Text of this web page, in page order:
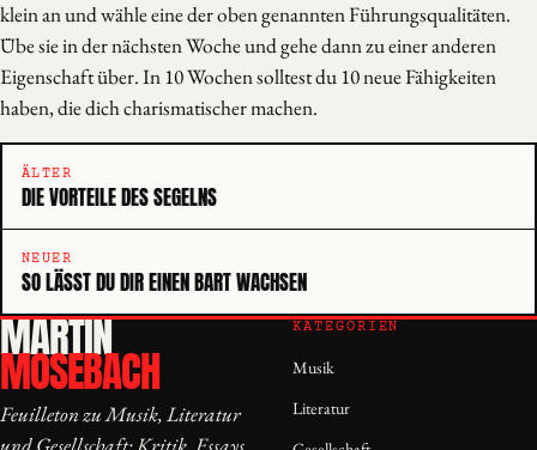
klein an und wähle eine der oben genannten Führungsqualitäten.
Übe sie in der nächsten Woche und gehe dann zu einer anderen
Eigenschaft über. In 10 Wochen solltest du 10 neue Fähigkeiten
haben, die dich charismatischer machen.
ÄLTER
DIE VORTEILE DES SEGELNS
NEUER
SO LÄSST DU DIR EINEN BART WACHSEN
MARTIN
MOSEBACH
Feuilleton zu Musik, Literatur
KATEGORIEN
Musik
Literatur